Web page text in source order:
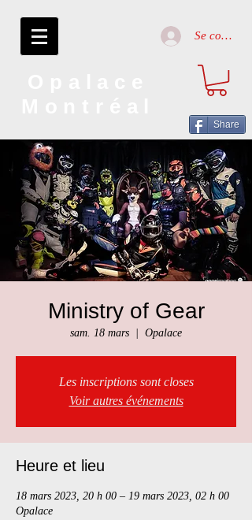
Se connecter
Share
Ministry of Gear
sam. 18 mars Opalace
Les inscriptions sont closes
Voir autres événements
Heure et lieu
18 mars 2023, 20 h 00 – 19 mars 2023, 02 h 00
Opalace